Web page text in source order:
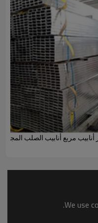
مربع أنابيب الصلب
We use